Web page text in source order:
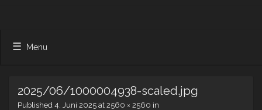
Menu
2025/06/1000004938-scaled.jpg
Published 4. Juni 2025 at 2560 × 2560 in